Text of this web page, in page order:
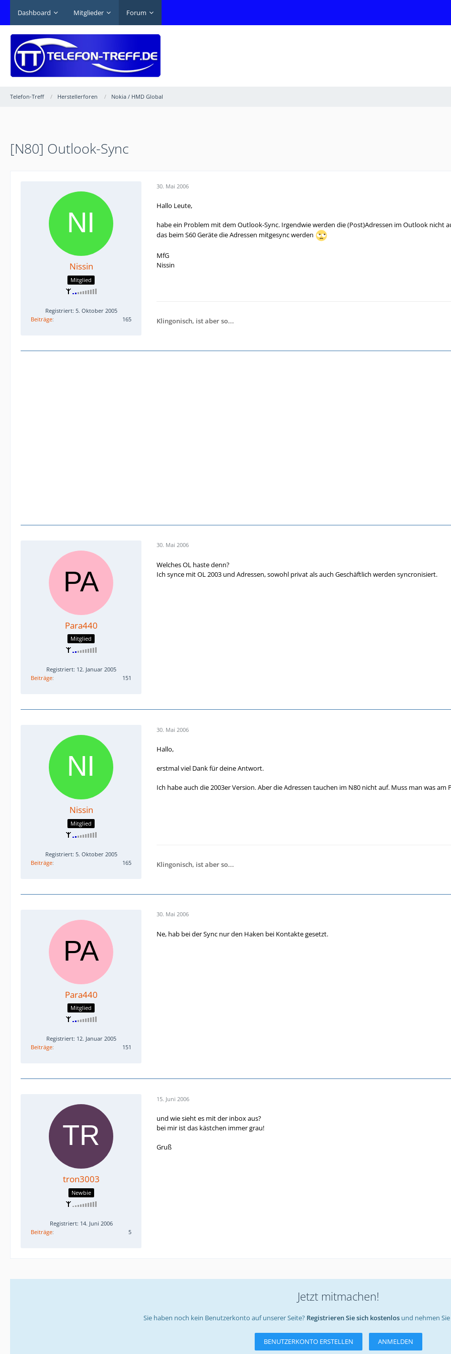
Dashboard Mitglieder Forum
Telefon-Treff Herstellerforen Nokia / HMD Global
[N80] Outlook-Sync
Nissin
Mitglied
Registriert: 5. Oktober 2005
Beiträge
165
30. Mai 2006
Hallo Leute,
habe ein Problem mit dem Outlook-Sync. Irgendwie werden die (Post)Adressen im Outlook nicht
das beim S60 Geräte die Adressen mitgesync werden
MfG
Nissin
Klingonisch, ist aber so...
Para440
Mitglied
Registriert: 12. Januar 2005
Beiträge
151
30. Mai 2006
Welches OL haste denn?
Ich synce mit OL 2003 und Adressen, sowohl privat als auch Geschäftlich werden syncronisiert.
Nissin
Mitglied
Registriert: 5. Oktober 2005
Beiträge
165
30. Mai 2006
Hallo,
erstmal viel Dank für deine Antwort.
Ich habe auch die 2003er Version. Aber die Adressen tauchen im N80 nicht auf. Muss man was am
Klingonisch, ist aber so...
Para440
Mitglied
Registriert: 12. Januar 2005
Beiträge
151
30. Mai 2006
Ne, hab bei der Sync nur den Haken bei Kontakte gesetzt.
tron3003
Newbie
Registriert: 14. Juni 2006
Beiträge
5
15. Juni 2006
und wie sieht es mit der inbox aus?
bei mir ist das kästchen immer grau!
Gruß
Jetzt mitmachen!
Sie haben noch kein Benutzerkonto auf unserer Seite? Registrieren Sie sich kostenlos und nehmen
BENUTZERKONTO ERSTELLEN ANMELDEN